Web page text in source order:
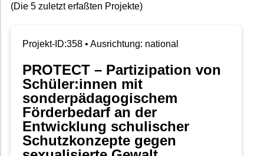
Impressum
(Die 5 zuletzt erfaßten Projekte)
Projekt-ID:358 • Ausrichtung: national
PROTECT – Partizipation von
Schüler:innen mit
sonderpädagogischem
Förderbedarf an der
Entwicklung schulischer
Schutzkonzepte gegen